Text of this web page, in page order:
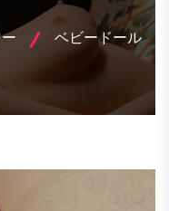
ベビードール